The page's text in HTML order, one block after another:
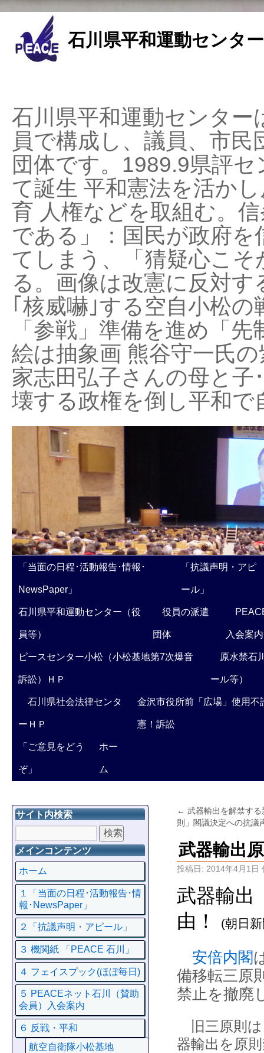
石川県平和運動センタ
石川県平和運動センタ
員で構成し、議員、市
団体です。1989.9県評
て誕生 平和憲法を活か
育 人権などを取組む。
である」：国民が政府
てしまう、「猜疑心こ
る。画像は改憲に反対
｢核威嚇｣する空自小松
「参戦」準備を進め「
絵は抽象画 熊谷守一氏
家志田弘子さんの母と子
壊する政権を倒し平和
「当面の日程･活動報告･情報･
NewsPaper」
「抗議声明・アピ
ール」
石川県平和運動センター（役
員等）
役員の派遣
団体 入会案内
ピースセンター小松（小松基地第7次爆音
訴訟）ＨＰ
原水禁石
ール等）
石川県社会法律センタ
ーＨＰ
金沢市役所前「広場」使用不
憲！訴訟
「ご意見をどう
ぞ」
ホー
ム
← 武器輸出を解禁す
則」閣議決定への抗議
武器輸出
投稿日: 2014年4月1日
武器輸
由！
(朝日
安倍内閣
備移転三原
禁止を撤廃
旧三原則は
器輸出を原
サイト内検索
メインコンテンツ
ホーム
１「当面の日程･活動報告･情
報･NewsPaper」
２「抗議声明・アピール」
３ 機関紙 「PEACE 石川」
４ フェイスプック(ほぼ毎日)
５ PEACEネット石川（賛助
会員）入会案内
６ 反戦・平和
航空自衛隊小松基地